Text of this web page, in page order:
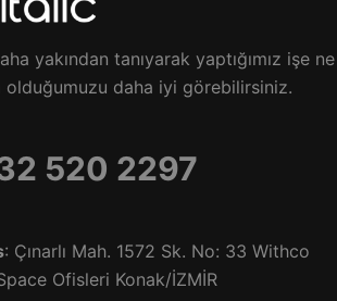
yakından tanıyarak yaptığımız işe ne
olduğumuzu daha iyi görebilirsiniz.
520 2297
: Çınarlı Mah. 1572 Sk. No: 33 Withco
Ofisleri Konak/İZMİR